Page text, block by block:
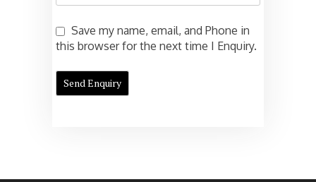
Save my name, email, and Phone in
this browser for the next time I Enquiry.